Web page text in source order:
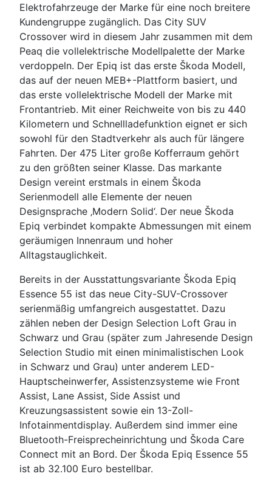
Elektrofahrzeuge der Marke für eine noch breitere
Kundengruppe zugänglich. Das City SUV
Crossover wird in diesem Jahr zusammen mit dem
Peaq die vollelektrische Modellpalette der Marke
verdoppeln. Der Epiq ist das erste Škoda Modell,
das auf der neuen MEB+-Plattform basiert, und
das erste vollelektrische Modell der Marke mit
Frontantrieb. Mit einer Reichweite von bis zu 440
Kilometern und Schnellladefunktion eignet er sich
sowohl für den Stadtverkehr als auch für längere
Fahrten. Der 475 Liter große Kofferraum gehört
zu den größten seiner Klasse. Das markante
Design vereint erstmals in einem Škoda
Serienmodell alle Elemente der neuen
Designsprache ‚Modern Solid‘. Der neue Škoda
Epiq verbindet kompakte Abmessungen mit einem
geräumigen Innenraum und hoher
Alltagstauglichkeit.
Bereits in der Ausstattungsvariante Škoda Epiq
Essence 55 ist das neue City-SUV-Crossover
serienmäßig umfangreich ausgestattet. Dazu
zählen neben der Design Selection Loft Grau in
Schwarz und Grau (später zum Jahresende Design
Selection Studio mit einen minimalistischen Look
in Schwarz und Grau) unter anderem LED-
Hauptscheinwerfer, Assistenzsysteme wie Front
Assist, Lane Assist, Side Assist und
Kreuzungsassistent sowie ein 13-Zoll-
Infotainmentdisplay. Außerdem sind immer eine
Bluetooth-Freisprecheinrichtung und Škoda Care
Connect mit an Bord. Der Škoda Epiq Essence 55
ist ab 32.100 Euro bestellbar.